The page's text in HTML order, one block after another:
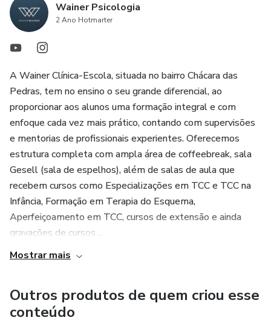
Wainer Psicologia
2 Ano Hotmarter
A Wainer Clínica-Escola, situada no bairro Chácara das
Pedras, tem no ensino o seu grande diferencial, ao
proporcionar aos alunos uma formação integral e com
enfoque cada vez mais prático, contando com supervisões
e mentorias de profissionais experientes. Oferecemos
estrutura completa com ampla área de coffeebreak, sala
Gesell (sala de espelhos), além de salas de aula que
recebem cursos como Especializações em TCC e TCC na
Infância, Formação em Terapia do Esquema,
Aperfeiçoamento em TCC, cursos de extensão e ainda
gravações de cursos ...
Mostrar mais
Outros produtos de quem criou esse
conteúdo